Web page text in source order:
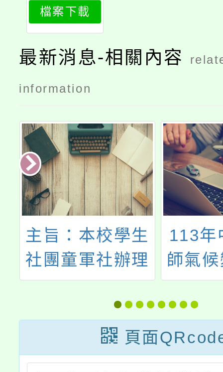
2
檔案下載
最新消息-相關內容
information
主旨：本校學生
社團童軍社辦理
「2026國中童軍
高手營」，敬請
協助轉知貴校學
生活動資訊並鼓
113年
師氣
講
頁面